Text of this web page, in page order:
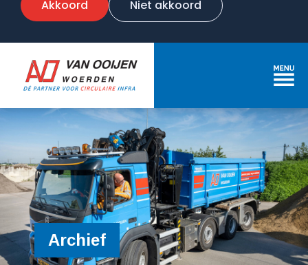
Akkoord Niet akkoord
Archief